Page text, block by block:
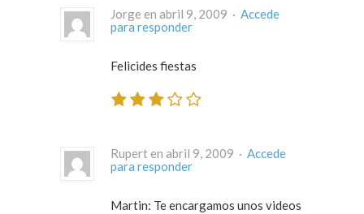
Jorge en abril 9, 2009 · Accede
para responder
Felicides fiestas
Rupert en abril 9, 2009 · Accede
para responder
Martin: Te encargamos unos videos